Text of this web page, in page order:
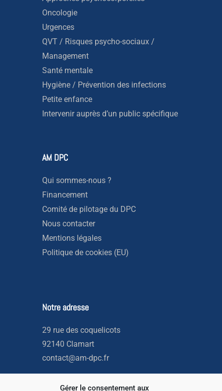
Gérer le consentement aux
Oncologie
Urgences
QVT / Risques psycho-sociaux /
Management
Santé mentale
Hygiène / Prévention des infections
Petite enfance
Intervenir auprès d’un public spécifique
AM DPC
Qui sommes-nous ?
Financement
Comité de pilotage du DPC
Nous contacter
Mentions légales
Politique de cookies (EU)
Notre adresse
29 rue des coquelicots
92140 Clamart
contact@am-dpc.fr